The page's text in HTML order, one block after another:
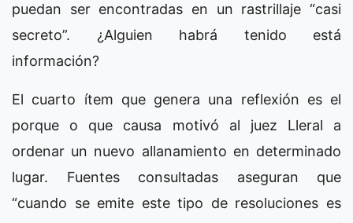
puedan ser encontradas en un rastrillaje “casi
secreto”. ¿Alguien habrá tenido está
información?
El cuarto ítem que genera una reflexión es el
porque o que causa motivó al juez Lleral a
ordenar un nuevo allanamiento en determinado
lugar. Fuentes consultadas aseguran que
“cuando se emite este tipo de resoluciones es